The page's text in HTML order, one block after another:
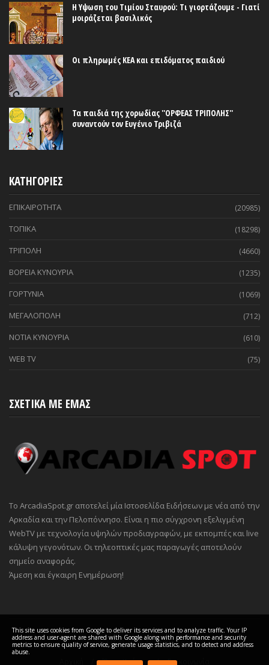
Η Υψωση του Τιμίου Σταυρού: Τι γιορτάζουμε - Γιατί
μοιράζεται βασιλικός
Οι πληρωμές ΚΕΑ και επιδόματος παιδιού
Τα παιδιά της χορωδίας ''ΟΡΦΕΑΣ ΤΡΙΠΟΛΗΣ''
συναντούν τον Ευγένιο Τριβιζά
ΚΑΤΗΓΟΡΙΕΣ
ΕΠΙΚΑΙΡΟΤΗΤΑ (20985)
ΤΟΠΙΚΑ (18298)
ΤΡΙΠΟΛΗ (4660)
ΒΟΡΕΙΑ ΚΥΝΟΥΡΙΑ (1235)
ΓΟΡΤΥΝΙΑ (1069)
ΜΕΓΑΛΟΠΟΛΗ (712)
ΝΟΤΙΑ ΚΥΝΟΥΡΙΑ (610)
WEB TV (75)
ΣΧΕΤΙΚΑ ΜΕ ΕΜΑΣ
Το ArcadiaSpot.gr αποτελεί μία Ιστοσελίδα Ειδήσεων με νέα από την
Αρκαδία και την Πελοπόννησο. Είναι η πιο σύγχρονη εξελιγμένη
WebTV με τεχνολογία υψηλών προδιαγραφών, με εκπομπές και live
κάλυψη γεγονότων. Οι τηλεοπτικές μας παραγωγές αποτελούν
σημείο αναφοράς.
Άμεση και έγκαιρη Ενημέρωση!
COPYRIGHT ©2026 ARCADIA Spot
Όροι Χρήσης Επικοινωνία
This site uses cookies from Google to deliver its services and to analyze traffic. Your IP
address and user-agent are shared with Google along with performance and security
metrics to ensure quality of service, generate usage statistics, and to detect and address
abuse.